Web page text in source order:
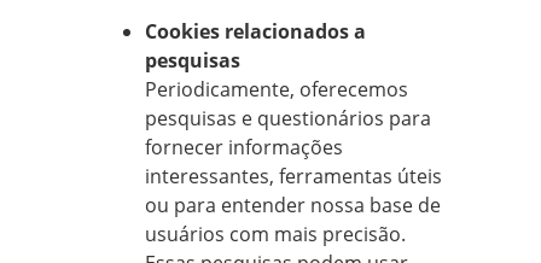
Cookies relacionados a
pesquisas
Periodicamente, oferecemos
pesquisas e questionários para
fornecer informações
interessantes, ferramentas úteis
ou para entender nossa base de
usuários com mais precisão.